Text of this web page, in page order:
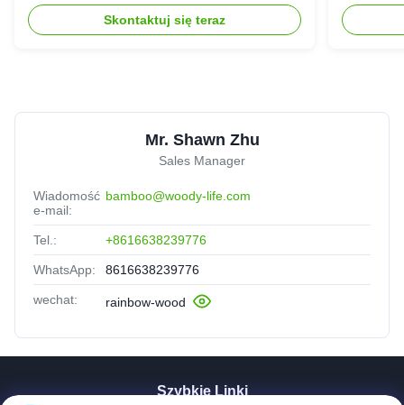
Skontaktuj się teraz
Mr. Shawn Zhu
Sales Manager
Wiadomość
e-mail:
bamboo@woody-life.com
Tel.: +8616638239776
WhatsApp: 8616638239776
wechat: rainbow-wood
Szybkie Linki